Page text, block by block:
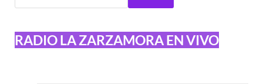
RADIO LA ZARZAMORA EN VIVO